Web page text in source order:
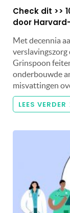
Check dit >>
door
Met decennia
verslavingszorg
Grinspoon
onderbouwde
misvattingen
LEES VERDER